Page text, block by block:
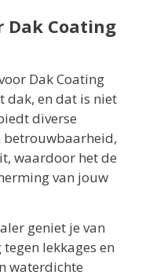
Dak Coating
Dak Coating
dak, en dat is niet
diverse
betrouwbaarheid,
waardoor het de
van jouw
geniet je van
lekkages en
waterdichte